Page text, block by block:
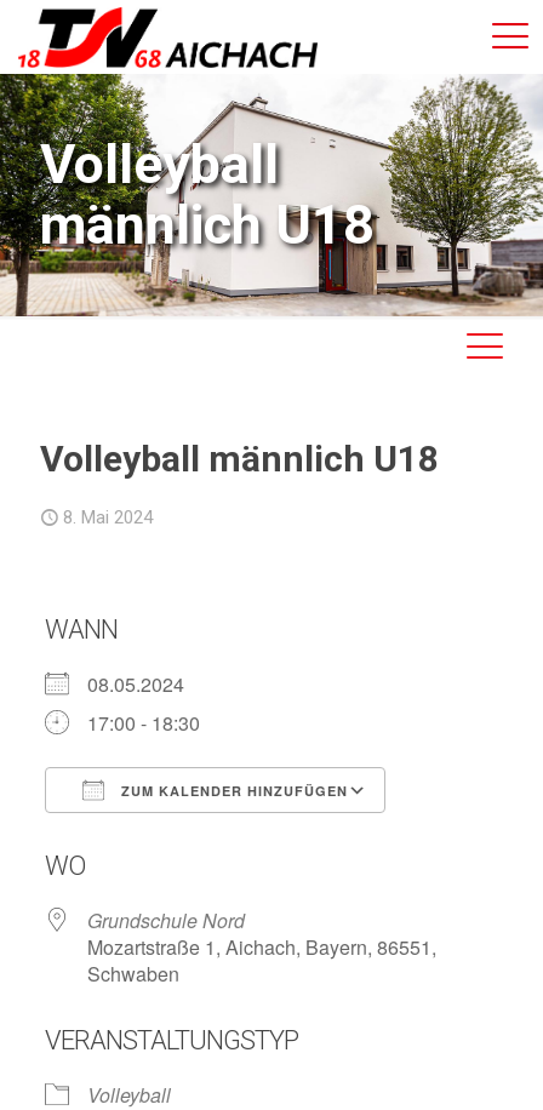
Volleyball
männlich U18
Volleyball männlich U18
8. Mai 2024
WANN
08.05.2024
17:00 - 18:30
ZUM KALENDER HINZUFÜGEN
WO
Grundschule Nord
Mozartstraße 1, Aichach, Bayern, 86551,
Schwaben
VERANSTALTUNGSTYP
Volleyball